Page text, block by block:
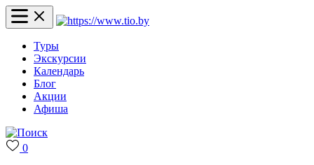
Туры
Экскурсии
Календарь
Блог
Акции
Афиша
0